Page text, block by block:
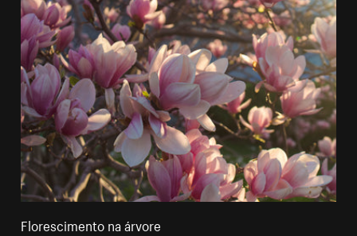
Florescimento na árvore